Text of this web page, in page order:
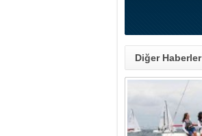
Diğer Haberler